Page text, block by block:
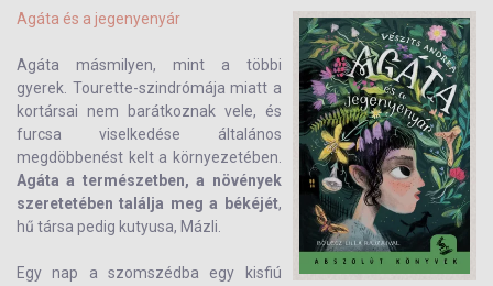
Agáta és a jegenyenyár
Agáta másmilyen, mint a többi
gyerek. Tourette-szindrómája miatt a
kortársai nem barátkoznak vele, és
furcsa viselkedése általános
megdöbbenést kelt a környezetében.
Agáta a természetben, a növények
szeretetében találja meg a békéjét,
hű társa pedig kutyusa, Mázli.
Egy nap a szomszédba egy kisfiú